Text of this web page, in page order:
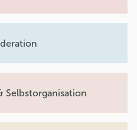
Selbstorganisation